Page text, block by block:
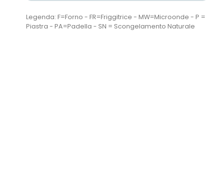
Legenda: F=Forno - FR=Friggitrice - MW=Microonde - P =
Piastra - PA=Padella - SN = Scongelamento Naturale